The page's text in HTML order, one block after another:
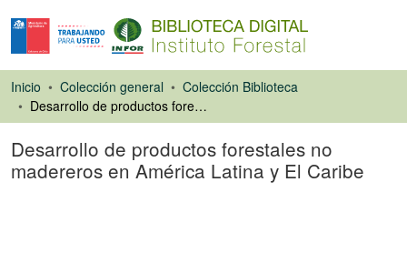
Inicio Colección general
Colección Biblioteca
Desarrollo de productos forestales no madereros en América Latina y El Caribe
Desarrollo de productos forestales no
madereros en América Latina y El Caribe